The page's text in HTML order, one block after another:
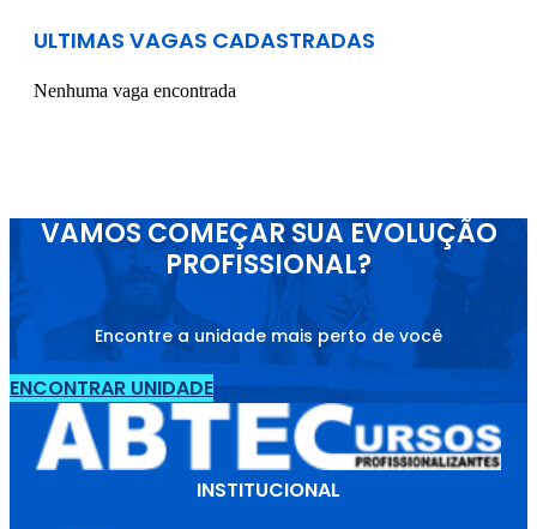
ULTIMAS VAGAS CADASTRADAS
Nenhuma vaga encontrada
VAMOS COMEÇAR SUA EVOLUÇÃO
PROFISSIONAL?
Encontre a unidade mais perto de você
ENCONTRAR UNIDADE
INSTITUCIONAL